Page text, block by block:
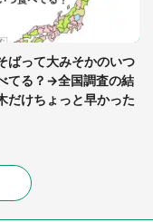
ばって大みそかのいつ
てる？→全国調査の結
だけちょっと早かった